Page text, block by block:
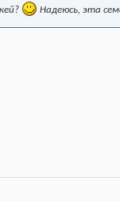
Надеюсь, эта